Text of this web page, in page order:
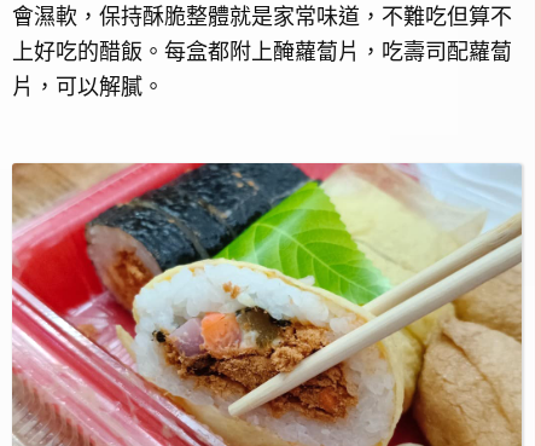
會濕軟，保持酥脆整體就是家常味道，不難吃但算不
上好吃的醋飯。每盒都附上醃蘿蔔片，吃壽司配蘿蔔
片，可以解膩。